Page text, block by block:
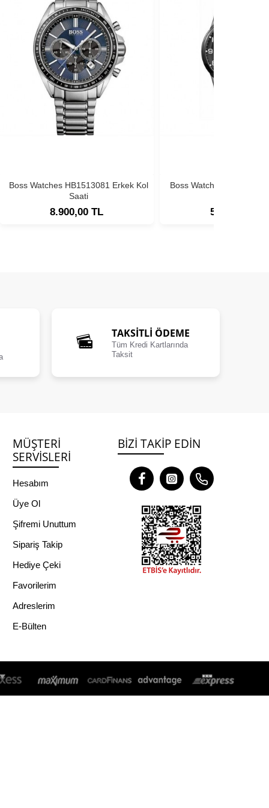
Boss Watches HB1513081 Erkek Kol
Saati
8.900,00 TL
Boss Watches
5.900,00 TL
TAKSİTLİ ÖDEME
Tüm Kredi Kartlarında
Taksit
MÜŞTERI
SERVISLERI
Hesabım
Üye Ol
Şifremi Unuttum
Sipariş Takip
Hediye Çeki
Favorilerim
Adreslerim
E-Bülten
BIZI TAKIP EDIN